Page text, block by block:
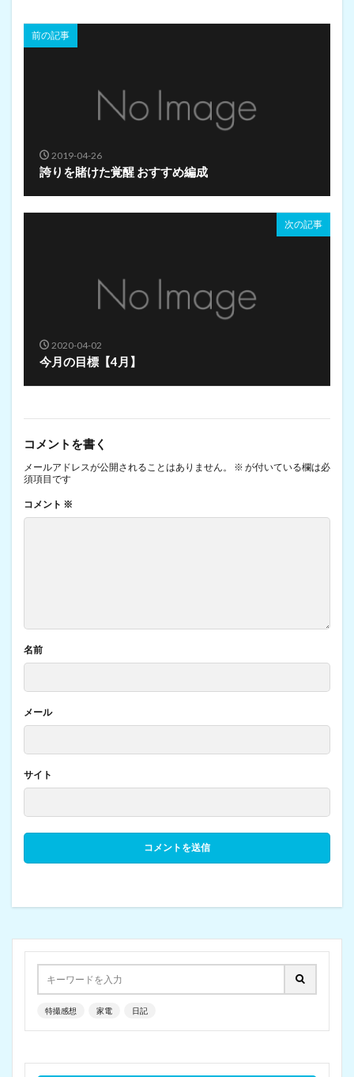
前の記事
2019-04-26
誇りを賭けた覚醒 おすすめ編成
次の記事
2020-04-02
今月の目標【4月】
コメントを書く
メールアドレスが公開されることはありません。 ※ が付いている欄は必
須項目です
コメント ※
名前
メール
サイト
特撮感想 家電 日記